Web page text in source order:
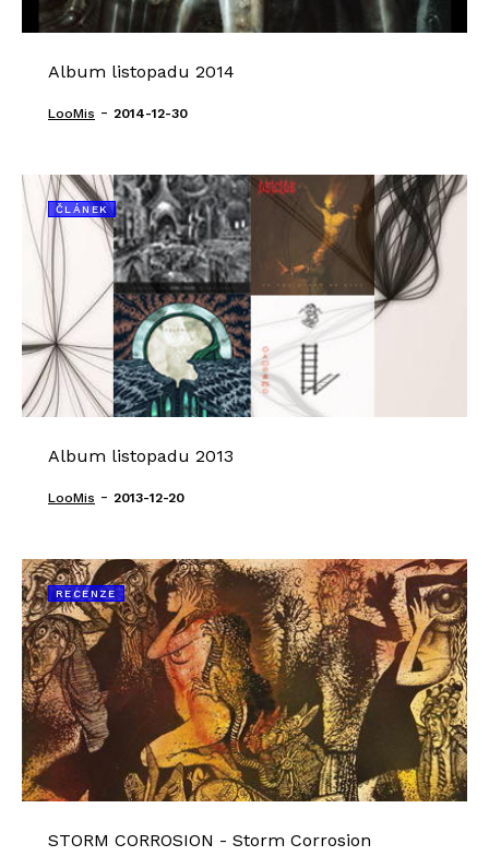
Album listopadu 2014
LooMis - 2014-12-30
ČLÁNEK
Album listopadu 2013
LooMis - 2013-12-20
RECENZE
STORM CORROSION - Storm Corrosion